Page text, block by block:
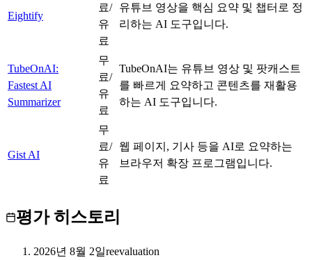
Eightify
료/
유
료
유튜브 영상을 핵심 요약 및 챕터로 정
리하는 AI 도구입니다.
TubeOnAI:
Fastest AI
Summarizer
무
료/
유
료
TubeOnAI는 유튜브 영상 및 팟캐스트
를 빠르게 요약하고 콘텐츠를 재활용
하는 AI 도구입니다.
Gist AI
무
료/
유
료
웹 페이지, 기사 등을 AI로 요약하는
브라우저 확장 프로그램입니다.
평가 히스토리
2026년 8월 2일reevaluation